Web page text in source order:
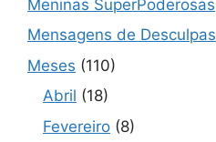
Meninas SuperPoderosas
Mensagens de Desculpas
Meses (110)
Abril (18)
Fevereiro (8)